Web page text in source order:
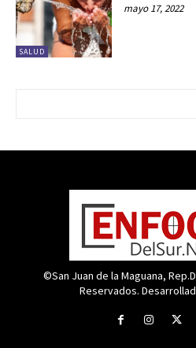
SALUD
mayo 17, 2022
©San Juan de la Maguana,
Reservados.